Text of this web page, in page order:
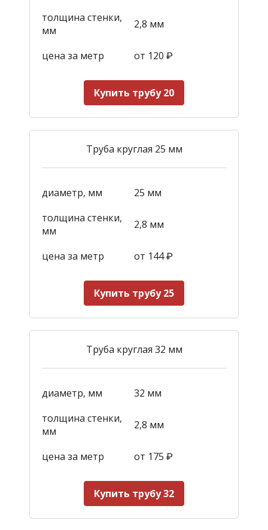
толщина стенки,
мм
2,8 мм
цена за метр от 120 ₽
Купить трубу 20
Труба круглая 25 мм
диаметр, мм
25 мм
толщина стенки,
мм
2,8 мм
цена за метр от 144₽
Купить трубу 25
Труба круглая 32 мм
диаметр, мм
32 мм
толщина стенки,
мм
2,8 мм
цена за метр от 175 ₽
Купить трубу 32